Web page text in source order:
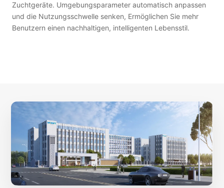
Zuchtgeräte. Umgebungsparameter automatisch anpassen
und die Nutzungsschwelle senken, Ermöglichen Sie mehr
Benutzern einen nachhaltigen, intelligenten Lebensstil.